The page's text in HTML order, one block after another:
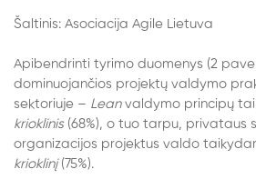
Šaltinis: Asociacija Agile Lietuva
Apibendrinti tyrimo duomenys (2
dominuojančios projektų valdymo
sektoriuje – Lean valdymo principų
krioklinis (68%), o tuo tarpu, privataus
organizacijos projektus valdo
krioklinį(75%).